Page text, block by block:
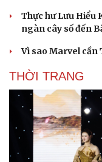
Thực hư Lưu Hiểu
ngàn cây số đến
Vì sao Marvel cần
THỜI TRANG